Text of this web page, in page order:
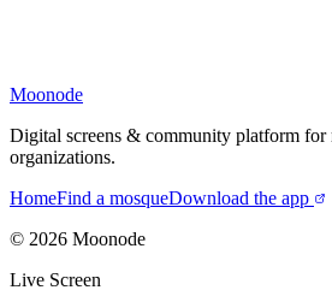
Moonode
Digital screens & community platform for
organizations.
HomeFind a mosqueDownload the app
© 2026 Moonode
Live Screen